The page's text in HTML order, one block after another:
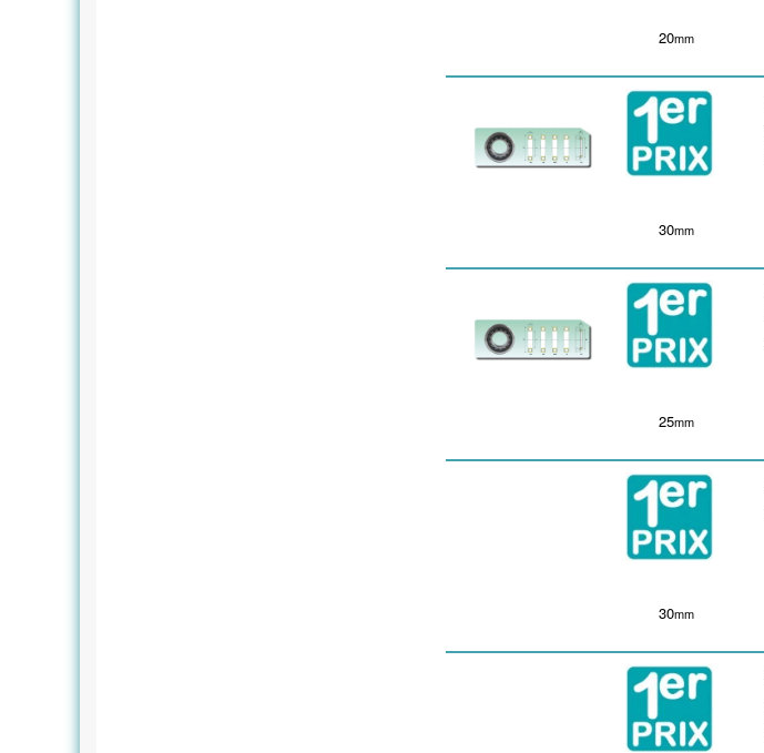
20mm
30mm
25mm
30mm